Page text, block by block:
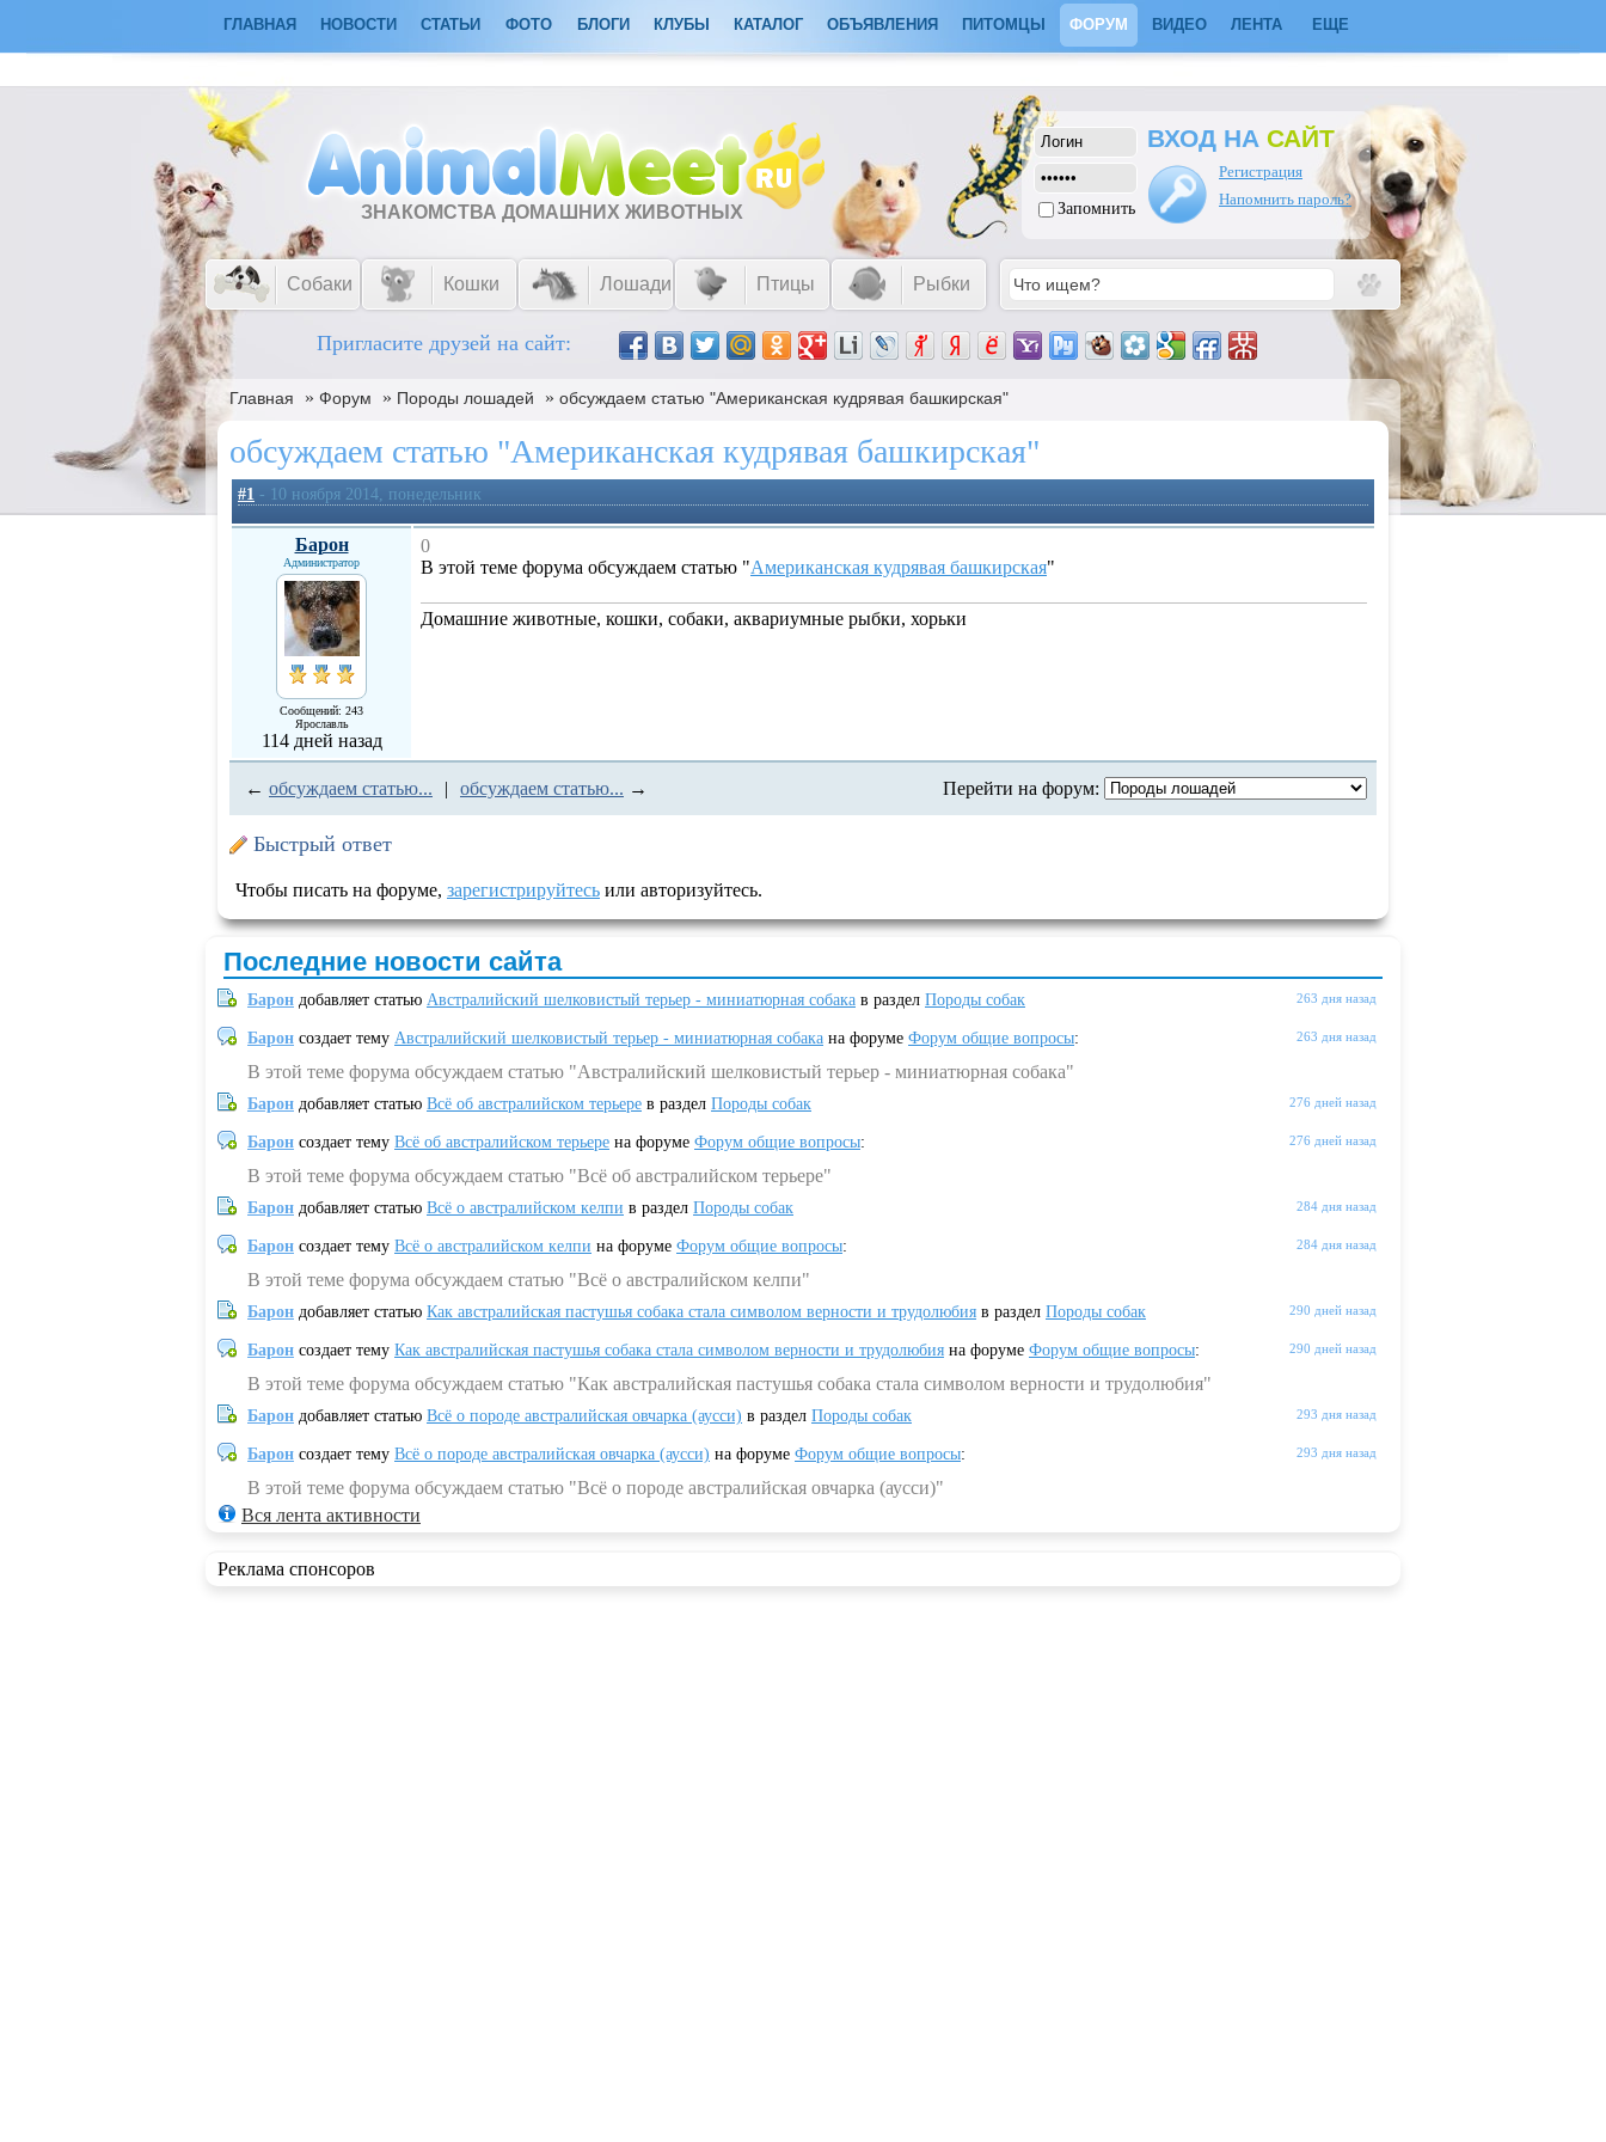
ГЛАВНАЯ НОВОСТИ СТАТЬИ ФОТО БЛОГИ КЛУБЫ КАТАЛОГ ОБЪЯВЛЕНИЯ ПИТОМЦЫ ФОРУМ ВИДЕО ЛЕНТА ЕЩЕ
ЗНАКОМСТВА ДОМАШНИХ ЖИВОТНЫХ Запомнить
ВХОД НА САЙТ
Регистрация
Напомнить пароль?
Собаки Кошки Лошади Птицы Рыбки
Пригласите друзей на сайт:
Главная » Форум » Породы лошадей » обсуждаем статью "Американская кудрявая башкирская"
обсуждаем статью "Американская кудрявая башкирская"
#1 - 10 ноября 2014, понедельник
Барон
Администратор
Сообщений: 243
Ярославль
114 дней назад
0
В этой теме форума обсуждаем статью "Американская кудрявая башкирская"
Домашние животные, кошки, собаки, аквариумные рыбки, хорьки
← обсуждаем статью... | обсуждаем статью... → Перейти на форум:
Быстрый ответ
Чтобы писать на форуме, зарегистрируйтесь или авторизуйтесь.
Последние новости сайта
263 дня назад
Барон добавляет статью Австралийский шелковистый терьер - миниатюрная собака в раздел Породы собак
263 дня назад
Барон создает тему Австралийский шелковистый терьер - миниатюрная собака на форуме Форум общие вопросы:
В этой теме форума обсуждаем статью "Австралийский шелковистый терьер - миниатюрная собака"
276 дней назад
Барон добавляет статью Всё об австралийском терьере в раздел Породы собак
276 дней назад
Барон создает тему Всё об австралийском терьере на форуме Форум общие вопросы:
В этой теме форума обсуждаем статью "Всё об австралийском терьере"
284 дня назад
Барон добавляет статью Всё о австралийском келпи в раздел Породы собак
284 дня назад
Барон создает тему Всё о австралийском келпи на форуме Форум общие вопросы:
В этой теме форума обсуждаем статью "Всё о австралийском келпи"
290 дней назад
Барон добавляет статью Как австралийская пастушья собака стала символом верности и трудолюбия в раздел Породы собак
290 дней назад
Барон создает тему Как австралийская пастушья собака стала символом верности и трудолюбия на форуме Форум общие вопросы:
В этой теме форума обсуждаем статью "Как австралийская пастушья собака стала символом верности и трудолюбия"
293 дня назад
Барон добавляет статью Всё о породе австралийская овчарка (аусси) в раздел Породы собак
293 дня назад
Барон создает тему Всё о породе австралийская овчарка (аусси) на форуме Форум общие вопросы:
В этой теме форума обсуждаем статью "Всё о породе австралийская овчарка (аусси)"
Вся лента активности
Реклама спонсоров